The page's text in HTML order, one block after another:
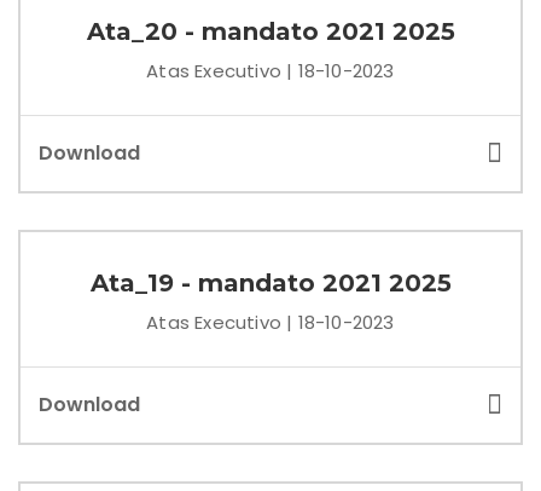
Ata_20 - mandato 2021 2025
Atas Executivo | 18-10-2023
Download
Ata_19 - mandato 2021 2025
Atas Executivo | 18-10-2023
Download